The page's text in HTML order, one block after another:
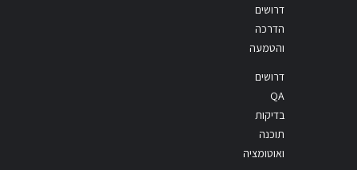
דרושים
הדרכה
והטמעה
דרושים
QA
בדיקות
תוכנה
ואוטומציה